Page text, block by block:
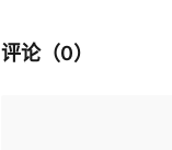
评论（0）